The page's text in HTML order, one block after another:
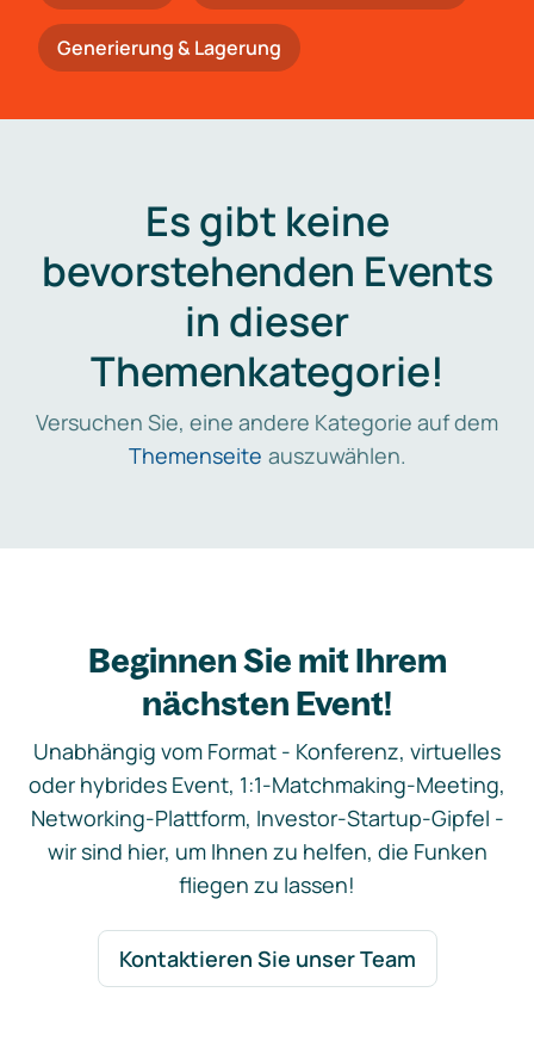
Generierung & Lagerung
Es gibt keine
bevorstehenden Events
in dieser
Themenkategorie!
Versuchen Sie, eine andere Kategorie auf dem
Themenseite auszuwählen.
Beginnen Sie mit Ihrem
nächsten Event!
Unabhängig vom Format - Konferenz, virtuelles
oder hybrides Event, 1:1-Matchmaking-Meeting,
Networking-Plattform, Investor-Startup-Gipfel -
wir sind hier, um Ihnen zu helfen, die Funken
fliegen zu lassen!
Kontaktieren Sie unser Team